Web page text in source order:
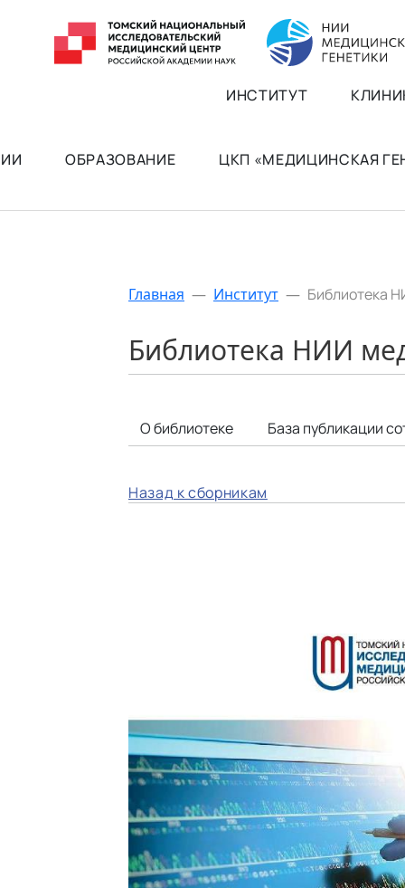
ИНСТИТУТ
ОБРАЗОВАНИЕ ЦКП «МЕДИЦИНСКАЯ
Главная — Институт — Библиотека
Библиотека НИИ
О библиотеке База публикации
Назад к сборникам